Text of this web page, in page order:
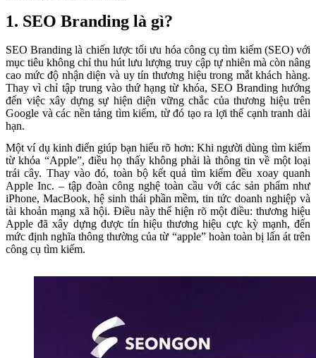
1. SEO Branding là gì?
SEO Branding là chiến lược tối ưu hóa công cụ tìm kiếm (SEO) với
mục tiêu không chỉ thu hút lưu lượng truy cập tự nhiên mà còn nâng
cao mức độ nhận diện và uy tín thương hiệu trong mắt khách hàng.
Thay vì chỉ tập trung vào thứ hạng từ khóa, SEO Branding hướng
đến việc xây dựng sự hiện diện vững chắc của thương hiệu trên
Google và các nền tảng tìm kiếm, từ đó tạo ra lợi thế cạnh tranh dài
hạn.
Một ví dụ kinh điển giúp bạn hiểu rõ hơn: Khi người dùng tìm kiếm
từ khóa “Apple”, điều họ thấy không phải là thông tin về một loại
trái cây. Thay vào đó, toàn bộ kết quả tìm kiếm đều xoay quanh
Apple Inc. – tập đoàn công nghệ toàn cầu với các sản phẩm như
iPhone, MacBook, hệ sinh thái phần mềm, tin tức doanh nghiệp và
tài khoản mạng xã hội. Điều này thể hiện rõ một điều: thương hiệu
Apple đã xây dựng được tín hiệu thương hiệu cực kỳ mạnh, đến
mức định nghĩa thông thường của từ “apple” hoàn toàn bị lấn át trên
công cụ tìm kiếm.